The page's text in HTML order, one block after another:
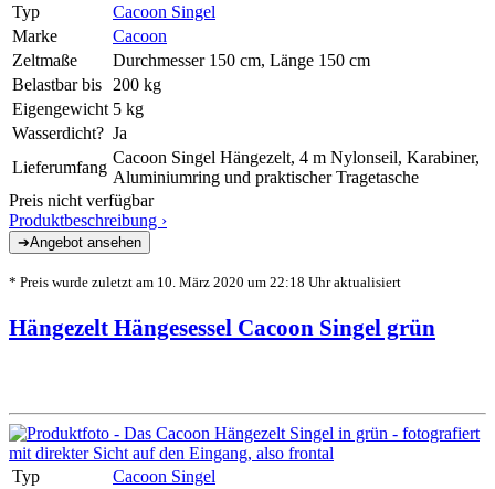
Typ
Cacoon Singel
Marke
Cacoon
Zeltmaße
Durchmesser 150 cm, Länge 150 cm
Belastbar bis
200 kg
Eigengewicht 5 kg
Wasserdicht? Ja
Lieferumfang
Cacoon Singel Hängezelt, 4 m Nylonseil, Karabiner,
Aluminiumring und praktischer Tragetasche
Preis nicht verfügbar
Produktbeschreibung ›
* Preis wurde zuletzt am 10. März 2020 um 22:18 Uhr aktualisiert
Hängezelt Hängesessel Cacoon Singel grün
Typ
Cacoon Singel